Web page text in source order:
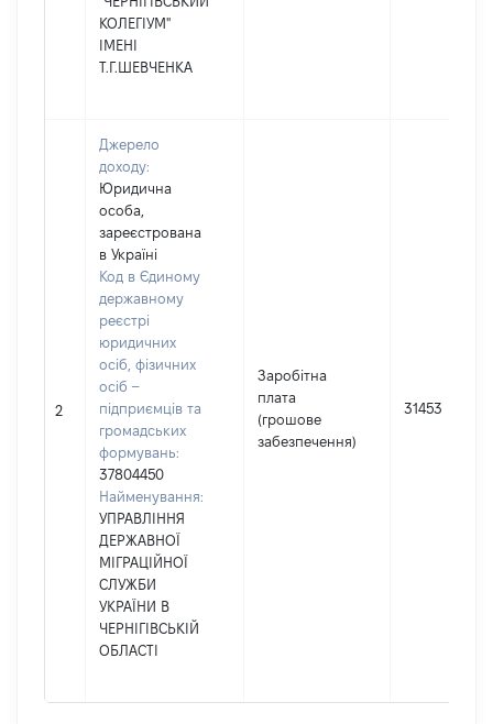
КОЛЕГІУМ"
ІМЕНІ
Т.Г.ШЕВЧЕНКА
2
Джерело
доходу:
Юридична
особа,
зареєстрована
в Україні
Код в Єдиному
державному
реєстрі
юридичних
осіб, фізичних
осіб –
підприємців та
громадських
формувань:
37804450
Найменування:
УПРАВЛІННЯ
ДЕРЖАВНОЇ
МІГРАЦІЙНОЇ
СЛУЖБИ
УКРАЇНИ В
ЧЕРНІГІВСЬКІЙ
ОБЛАСТІ
Заробітна
плата
(грошове
забезпечення)
31453